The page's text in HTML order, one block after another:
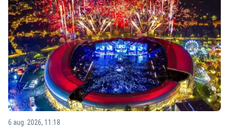
6 aug. 2026, 11:18